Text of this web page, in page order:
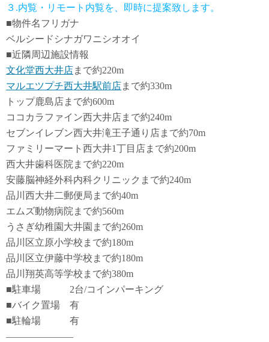
３.内覧・リモート内覧を、即時に提案致します。
■物件名フリガナ
ベルシードシナガワニシオオイ
■近隣周辺施設情報
文化堂西大井店まで約220m
マルエツプチ西大井駅前店まで約330m
トップ鹿島店まで約600m
ココカラファイン西大井店まで約240m
セブンイレブン西大井滝王子通り店まで約70m
ファミリーマート西大井1丁目店まで約200m
西大井歯科医院まで約220m
安藤脳神経外科内科クリニックまで約240m
品川西大井二郵便局まで約40m
エムズ動物病院まで約560m
うさぎ幼稚園大井園まで約260m
品川区立原小学校まで約180m
品川区立伊藤中学校まで約180m
品川翔英高等学校まで約380m
■駐車場 2台/コインパーキング
■バイク置場 有
■駐輪場 有
―――――――